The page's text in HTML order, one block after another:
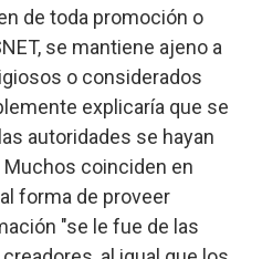
de toda promoción o
se mantiene ajeno a
o considerados
explicaría que se
autoridades se hayan
coinciden en
forma de proveer
"se le fue de las